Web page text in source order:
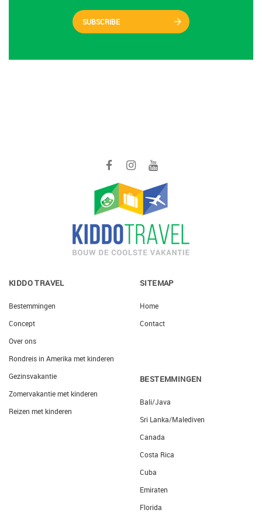
SUBSCRIBE
KIDDO TRAVEL
Bestemmingen
Concept
Over ons
Rondreis in Amerika met kinderen
Gezinsvakantie
Zomervakantie met kinderen
Reizen met kinderen
SITEMAP
Home
Contact
BESTEMMINGEN
Bali/Java
Sri Lanka/Malediven
Canada
Costa Rica
Cuba
Emiraten
Florida